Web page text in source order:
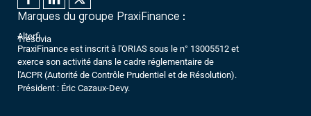
Marques du groupe PraxiFinance :
Alterfi
Trésovia
PraxiFinance est inscrit à l'ORIAS sous le n° 13005512 et
exerce son activité dans le cadre réglementaire de
l'ACPR (Autorité de Contrôle Prudentiel et de Résolution).
Président : Éric Cazaux-Devy.